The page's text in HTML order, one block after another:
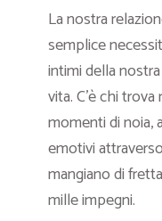
La nostra
semplice
intimi della
vita. C’è chi
momenti di noia,
emotivi
mangiano di
mille impegni.